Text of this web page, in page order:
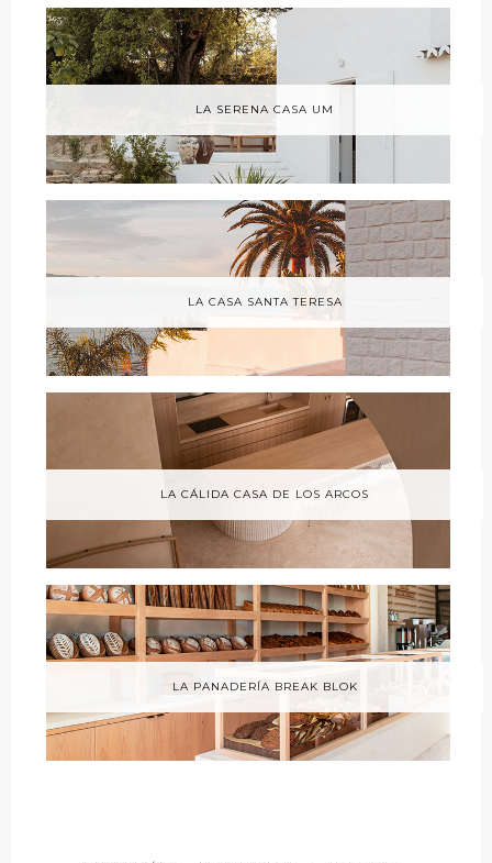
LA SERENA CASA UM
LA CASA SANTA TERESA
LA CÁLIDA CASA DE LOS ARCOS
LA PANADERÍA BREAK BLOK